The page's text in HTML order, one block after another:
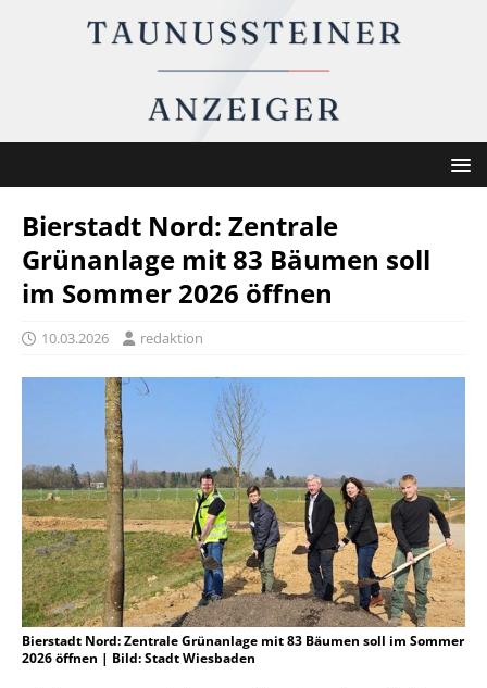
Bierstadt Nord: Zentrale
Grünanlage mit 83 Bäumen soll
im Sommer 2026 öffnen
10.03.2026 redaktion
Bierstadt Nord: Zentrale Grünanlage mit 83 Bäumen soll im Sommer
2026 öffnen | Bild: Stadt Wiesbaden